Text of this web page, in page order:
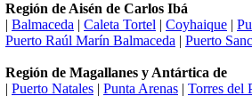
Región de Aisén de Carlos Ibá
| Balmaceda | Caleta Tortel | Coyhaique |
Puerto Raúl Marín Balmaceda | Puerto
Región de Magallanes y Antártica de
| Puerto Natales | Punta Arenas | Torres del